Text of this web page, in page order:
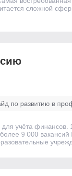
сложной
по развитию в
учёта
9 000